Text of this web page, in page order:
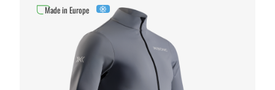
Made in Europe